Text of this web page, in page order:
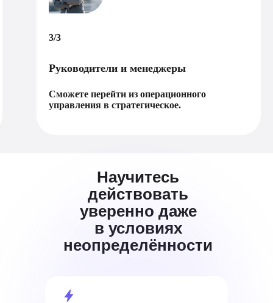
3/3
Руководители и менеджеры
Сможете перейти из операционного
управления в стратегическое.
Научитесь
действовать
уверенно даже
в условиях
неопределённости